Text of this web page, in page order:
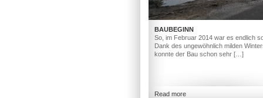
BAUBEGINN
So, im Februar 2014 war es endlich
Dank des ungewöhnlich milden
konnte der Bau schon sehr […]
Read more